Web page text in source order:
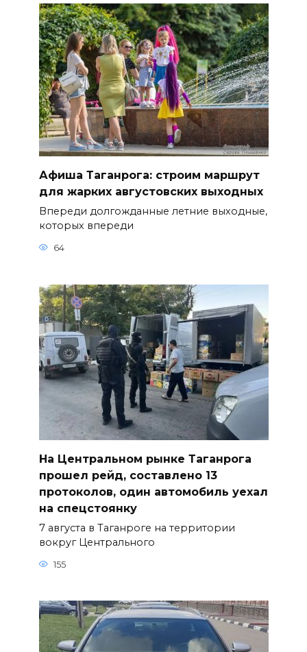
Афиша Таганрога: строим маршрут
для жарких августовских выходных
Впереди долгожданные летние выходные,
которых впереди
64
На Центральном рынке Таганрога
прошел рейд, составлено 13
протоколов, один автомобиль уехал
на спецстоянку
7 августа в Таганроге на территории
вокруг Центрального
155